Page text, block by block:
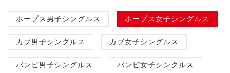
ホープス男子シングルス ホープス女子シングルス
カブ男子シングルス カブ女子シングルス
バンビ男子シングルス バンビ女子シングルス